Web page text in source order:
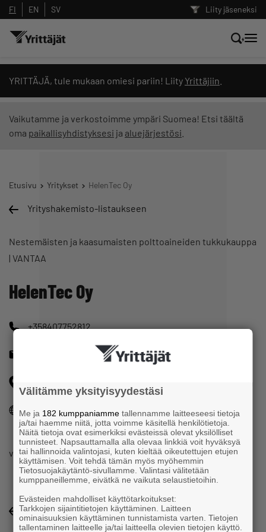
Liity jäseneksi
FI EN SV
YRITTÄJÄ, tule mukaan omiesi pariin! Liity Yrittäjiin
Vaikutamme ja verkostoimme ympäri Suomea! Etsi täältä
oma paikallisyhdistyksesi ja aluejärjestösi
Etusivu Yritykset HelenTec Oy
Yrityshakemisto-listaukseen
Nestemäisten ja kaasumaisten polttoaineiden tukkukauppa
| VANTAA
HelenTec Oy
+358407752812
www.helentec.fi
voiteluaineiden ja koneenosien maahantuonti
Yrityshakemisto-listaukseen
Hae sivustolta tai kysy suoraan
Yrittäjien tekoälyltä
Suodata hakutuloksia: näytä kaikki sisältö
Välitämme yksityisyydestäsi
Me ja 182 kumppaniamme tallennamme laitteeseesi tietoja
ja/tai haemme niitä, jotta voimme käsitellä henkilötietoja.
Näitä tietoja ovat esimerkiksi evästeissä olevat yksilölliset
tunnisteet. Napsauttamalla alla olevaa linkkiä voit hyväksyä
tai hallinnoida valintojasi, kuten kieltää oikeutettujen etujen
käyttämisen. Voit tehdä tämän myös myöhemmin
Tietosuojakäytäntö-sivullamme. Valintasi välitetään
kumppaneillemme, eivätkä ne vaikuta selaustietoihin.
Evästeiden mahdolliset käyttötarkoitukset:
Tarkkojen sijaintitietojen käyttäminen. Laitteen
ominaisuuksien käyttäminen tunnistamista varten. Tietojen
tallentaminen laitteelle ja/tai laitteella olevien tietojen käyttö.